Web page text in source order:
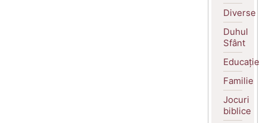
Diverse
Duhul
Sfânt
Educație
Familie
Jocuri
biblice